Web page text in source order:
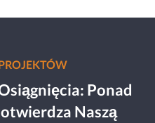
Ponad
Naszą